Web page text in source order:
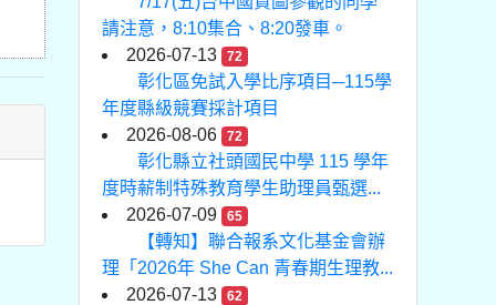
請注意，8:10集合、8:20發車。
2026-07-13
72
彰化區免試入學比序項目─115學
年度縣級競賽採計項目
2026-08-06
72
彰化縣立社頭國民中學 115 學年
度時薪制特殊教育學生助理員甄選...
2026-07-09
65
【轉知】聯合報系文化基金會辦
理「2026年 She Can 青春期生理教...
2026-07-13
62